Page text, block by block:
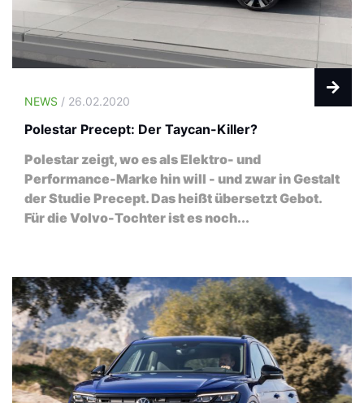
NEWS / 26.02.2020
Polestar Precept: Der Taycan-Killer?
Polestar zeigt, wo es als Elektro- und
Performance-Marke hin will - und zwar in Gestalt
der Studie Precept. Das heißt übersetzt Gebot.
Für die Volvo-Tochter ist es noch...